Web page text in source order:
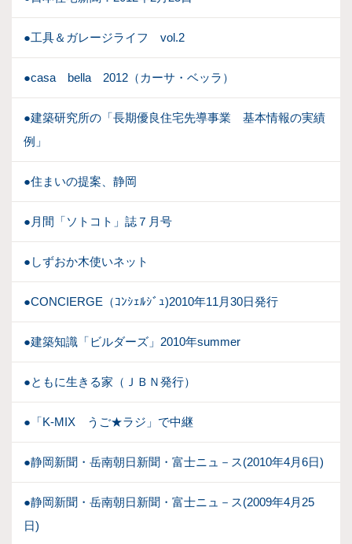
●工具＆ガレージライフ vol.2
●casa bella 2012（カーサ・ベッラ）
●建築研究所の「長期優良住宅先導事業 基本情報の実績
例」
●住まいの提案、静岡
●月間「ソトコト」誌７月号
●しずおか木使いネット
●CONCIERGE（ｺﾝｼｪﾙｼﾞｭ)2010年11月30日発行
●建築知識「ビルダーズ」2010年summer
●ともに生きる家（ＪＢＮ発行）
●「K-MIX うご★ラジ」で中継
●静岡新聞・岳南朝日新聞・富士ニュ－ス(2010年4月6日)
●静岡新聞・岳南朝日新聞・富士ニュ－ス(2009年4月25
日)